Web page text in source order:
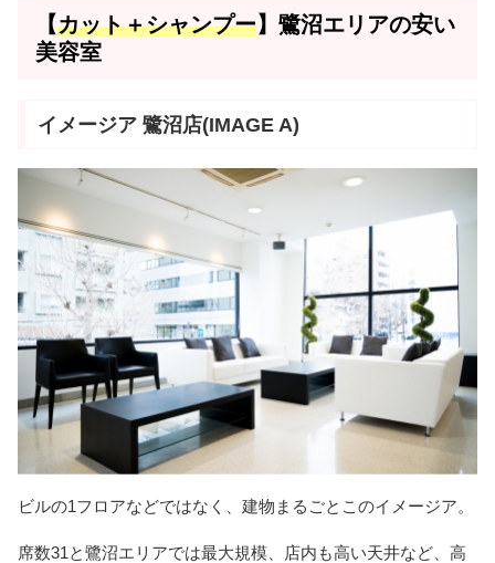
【カット＋シャンプー】鷺沼エリアの安い
美容室
イメージア 鷺沼店(IMAGE A)
ビルの1フロアなどではなく、建物まるごとこのイメージア。
席数31と鷺沼エリアでは最大規模、店内も高い天井など、高